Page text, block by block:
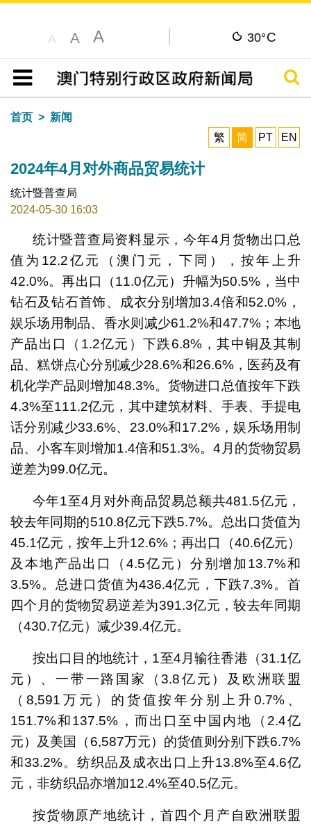
A A A 30°C
目录
搜寻
首页
新闻
繁
简 PT EN
2024年4月对外商品贸易统计
统计暨普查局
2024-05-30 16:03
统计暨普查局资料显示，今年4月货物出口总
值为12.2亿元（澳门元，下同），按年上升
42.0%。再出口（11.0亿元）升幅为50.5%，当中
钻石及钻石首饰、成衣分别增加3.4倍和52.0%，
娱乐场用制品、香水则减少61.2%和47.7%；本地
产品出口（1.2亿元）下跌6.8%，其中铜及其制
品、糕饼点心分别减少28.6%和26.6%，医药及有
机化学产品则增加48.3%。货物进口总值按年下跌
4.3%至111.2亿元，其中建筑材料、手表、手提电
话分别减少33.6%、23.0%和17.2%，娱乐场用制
品、小客车则增加1.4倍和51.3%。4月的货物贸易
逆差为99.0亿元。
今年1至4月对外商品贸易总额共481.5亿元，
较去年同期的510.8亿元下跌5.7%。总出口货值为
45.1亿元，按年上升12.6%；再出口（40.6亿元）
及本地产品出口（4.5亿元）分别增加13.7%和
3.5%。总进口货值为436.4亿元，下跌7.3%。首
四个月的货物贸易逆差为391.3亿元，较去年同期
（430.7亿元）减少39.4亿元。
按出口目的地统计，1至4月输往香港（31.1亿
元）、一带一路国家（3.8亿元）及欧洲联盟
（8,591万元）的货值按年分别上升0.7%、
151.7%和137.5%，而出口至中国内地（2.4亿
元）及美国（6,587万元）的货值则分别下跌6.7%
和33.2%。纺织品及成衣出口上升13.8%至4.6亿
元，非纺织品亦增加12.4%至40.5亿元。
按货物原产地统计，首四个月产自欧洲联盟